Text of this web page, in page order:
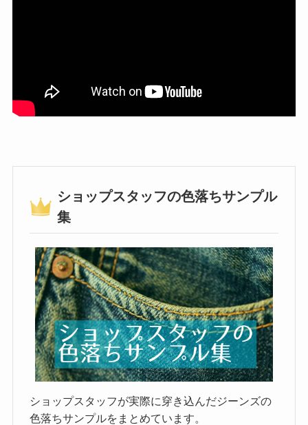
ショップスタッフの色落ちサンプル
集
ショップスタッフが実際に穿き込んだジーンズの
色落ちサンプルをまとめています。